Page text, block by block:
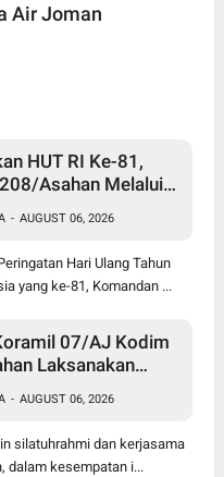
Air Joman
HUT RI Ke-81,
Asahan Melalui
Kemenag
- AUGUST 06, 2026
Hari Ulang Tahun
yang ke-81, Komandan ...
07/AJ Kodim
Laksanakan
Di
- AUGUST 06, 2026
silatuhrahmi dan kerjasama
dalam kesempatan i...